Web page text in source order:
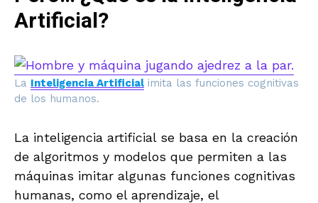
Artificial?
La Inteligencia Artificial imita las funciones cognitivas
de los humanos.
La inteligencia artificial se basa en la creación
de algoritmos y modelos que permiten a las
máquinas imitar algunas funciones cognitivas
humanas, como el aprendizaje, el